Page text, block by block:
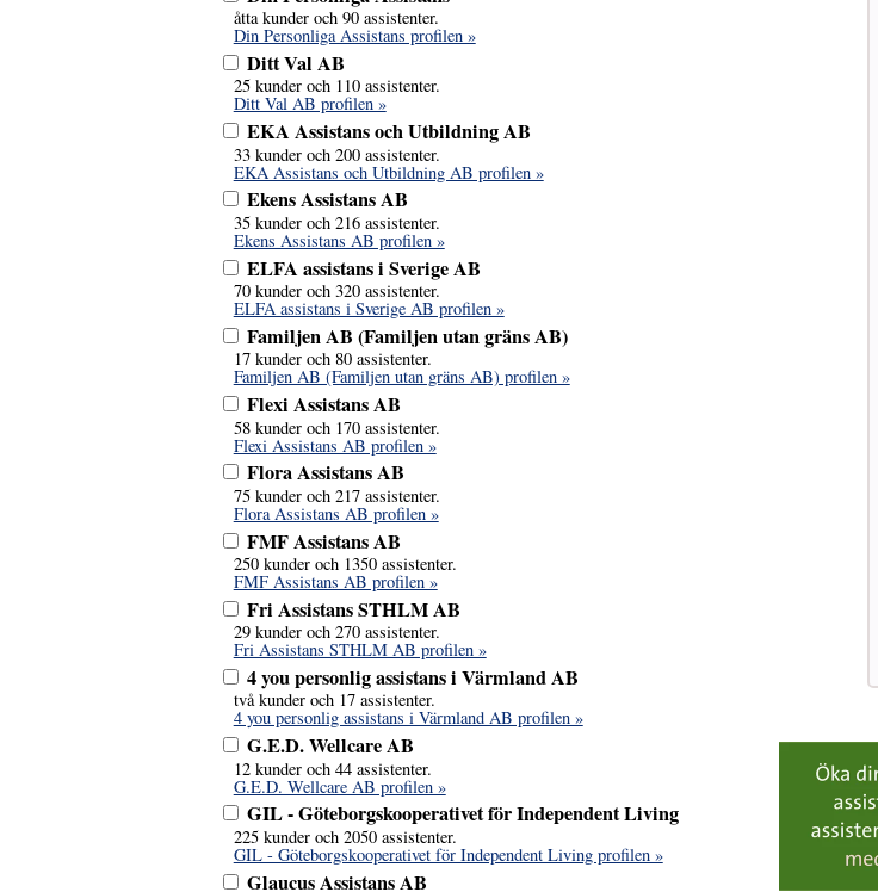
åtta kunder och 90 assistenter.
Din Personliga Assistans profilen »
Ditt Val AB
25 kunder och 110 assistenter.
Ditt Val AB profilen »
EKA Assistans och Utbildning AB
33 kunder och 200 assistenter.
EKA Assistans och Utbildning AB profilen »
Ekens Assistans AB
35 kunder och 216 assistenter.
Ekens Assistans AB profilen »
ELFA assistans i Sverige AB
70 kunder och 320 assistenter.
ELFA assistans i Sverige AB profilen »
Familjen AB (Familjen utan gräns AB)
17 kunder och 80 assistenter.
Familjen AB (Familjen utan gräns AB) profilen »
Flexi Assistans AB
58 kunder och 170 assistenter.
Flexi Assistans AB profilen »
Flora Assistans AB
75 kunder och 217 assistenter.
Flora Assistans AB profilen »
FMF Assistans AB
250 kunder och 1350 assistenter.
FMF Assistans AB profilen »
Fri Assistans STHLM AB
29 kunder och 270 assistenter.
Fri Assistans STHLM AB profilen »
4 you personlig assistans i Värmland AB
två kunder och 17 assistenter.
4 you personlig assistans i Värmland AB profilen »
G.E.D. Wellcare AB
12 kunder och 44 assistenter.
G.E.D. Wellcare AB profilen »
GIL - Göteborgskooperativet för Independent Living
225 kunder och 2050 assistenter.
GIL - Göteborgskooperativet för Independent Living profilen »
Glaucus Assistans AB